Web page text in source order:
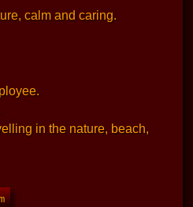
calm and caring.
in the nature, beach,